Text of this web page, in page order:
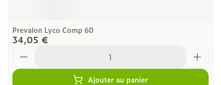
Prevalon Lyco Comp 60
34,05 €
Ajouter au panier